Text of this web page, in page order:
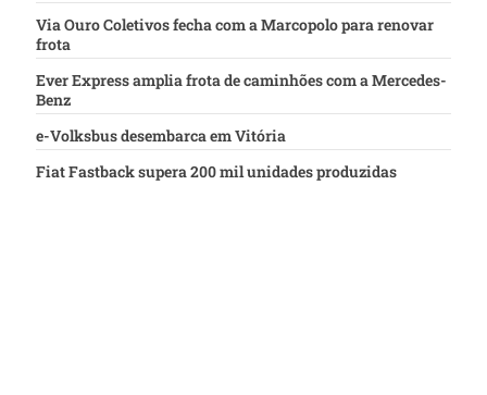
Via Ouro Coletivos fecha com a Marcopolo para renovar
frota
Ever Express amplia frota de caminhões com a Mercedes-
Benz
e-Volksbus desembarca em Vitória
Fiat Fastback supera 200 mil unidades produzidas